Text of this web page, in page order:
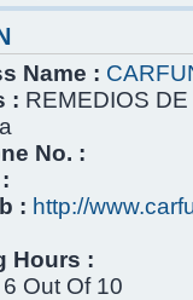
Name :
: REMEDIOS
No. :
: http://
Hours :
6 Out Of 10